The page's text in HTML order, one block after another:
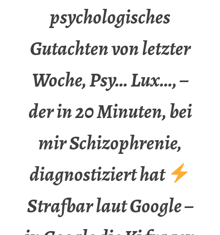
psychologisches
Gutachten von letzter
Woche, Psy… Lux…, –
der in 20 Minuten, bei
mir Schizophrenie,
diagnostiziert hat
Strafbar laut Google –